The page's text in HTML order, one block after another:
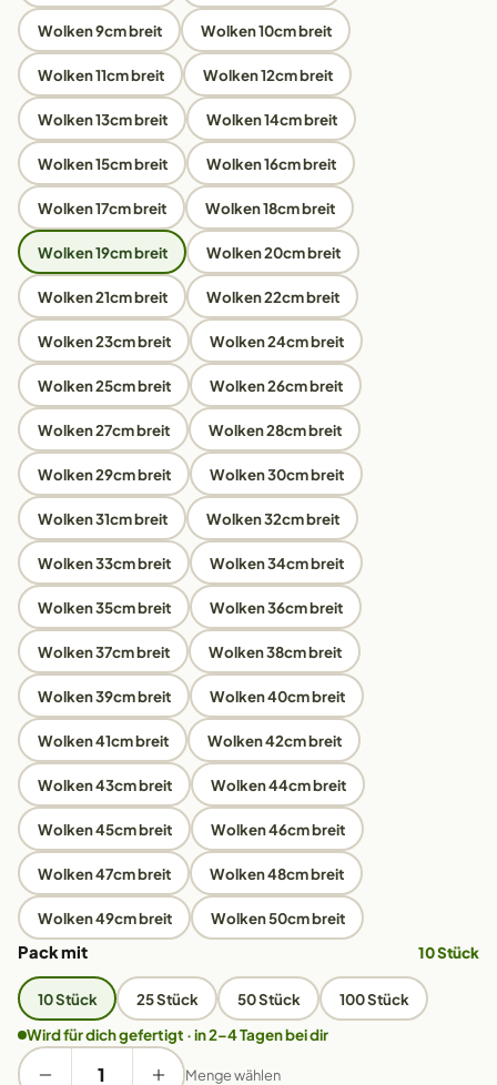
Wolken 9cm breit Wolken 10cm breit
Wolken 11cm breit Wolken 12cm breit
Wolken 13cm breit Wolken 14cm breit
Wolken 15cm breit Wolken 16cm breit
Wolken 17cm breit Wolken 18cm breit
Wolken 19cm breit Wolken 20cm breit
Wolken 21cm breit Wolken 22cm breit
Wolken 23cm breit Wolken 24cm breit
Wolken 25cm breit Wolken 26cm breit
Wolken 27cm breit Wolken 28cm breit
Wolken 29cm breit Wolken 30cm breit
Wolken 31cm breit Wolken 32cm breit
Wolken 33cm breit Wolken 34cm breit
Wolken 35cm breit Wolken 36cm breit
Wolken 37cm breit Wolken 38cm breit
Wolken 39cm breit Wolken 40cm breit
Wolken 41cm breit Wolken 42cm breit
Wolken 43cm breit Wolken 44cm breit
Wolken 45cm breit Wolken 46cm breit
Wolken 47cm breit Wolken 48cm breit
Wolken 49cm breit Wolken 50cm breit
Pack mit 10 Stück
10 Stück 25 Stück 50 Stück
100 Stück
Wird für dich gefertigt · in 2–4 Tagen bei dir
Menge wählen